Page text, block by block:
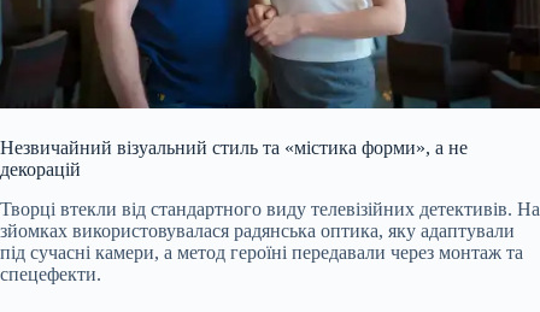
Незвичайний візуальний стиль та «містика форми», а не
декорацій
Творці втекли від стандартного виду телевізійних детективів. На
зйомках використовувалася радянська оптика, яку адаптували
під сучасні камери, а метод героїні передавали через монтаж та
спецефекти.